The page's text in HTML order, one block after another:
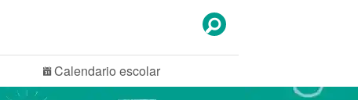
Calendario escolar